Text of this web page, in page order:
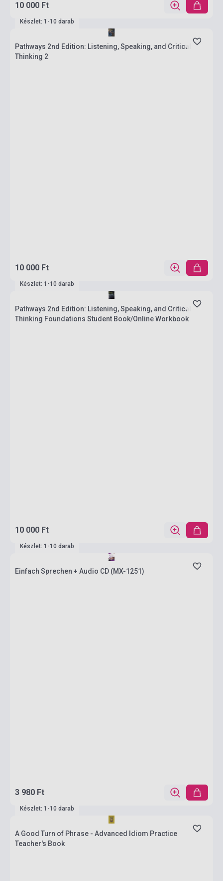
10 000 Ft
Készlet: 1-10 darab
Pathways 2nd Edition: Listening, Speaking, and Critical
Thinking 2
10 000 Ft
Készlet: 1-10 darab
Pathways 2nd Edition: Listening, Speaking, and Critical
Thinking Foundations Student Book/Online Workbook
10 000 Ft
Készlet: 1-10 darab
Einfach Sprechen + Audio CD (MX-1251)
3 980 Ft
Készlet: 1-10 darab
A Good Turn of Phrase - Advanced Idiom Practice
Teacher's Book